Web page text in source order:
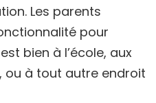
Les parents
pour
bien à l’école, aux
ou à tout autre endroit